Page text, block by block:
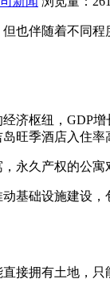
也伴随着不同
济枢纽，GDP
旺季酒店入住率
永久产权的公
基础设施建设
接拥有土地，